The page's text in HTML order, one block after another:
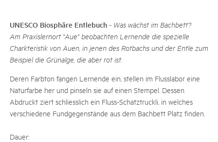
UNESCO Biosphäre Entlebuch - Was wächst im Bachbett?
Am Praxislernort "Aue" beobachten Lernende die spezielle
Charkteristik von Auen, in jenen des Rotbachs und der Entle zum
Beispiel die Grünalge, die aber rot ist.
Deren Farbton fangen Lernende ein, stellen im Flusslabor eine
Naturfarbe her und pinseln sie auf einen Stempel. Dessen
Abdruckt ziert schliesslich ein Fluss-Schatztruckli, in welches
verschiedene Fundgegenstände aus dem Bachbett Platz finden.
Dauer: